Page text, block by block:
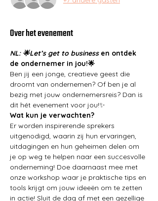
Over het evenement
NL: 🌟Let’s get to business en ontdek
de ondernemer in jou!🌟
Ben jij een jonge, creatieve geest die
droomt van ondernemen? Of ben je al
bezig met jouw ondernemersreis? Dan is
dit hét evenement voor jou!✨
Wat kun je verwachten?
Er worden inspirerende sprekers
uitgenodigd, waarin zij hun ervaringen,
uitdagingen en hun geheimen delen om
je op weg te helpen naar een succesvolle
onderneming! Doe daarnaast mee met
onze workshop waar je praktische tips en
tools krijgt om jouw ideeën om te zetten
in actie! Sluit de dag af met een gezellige